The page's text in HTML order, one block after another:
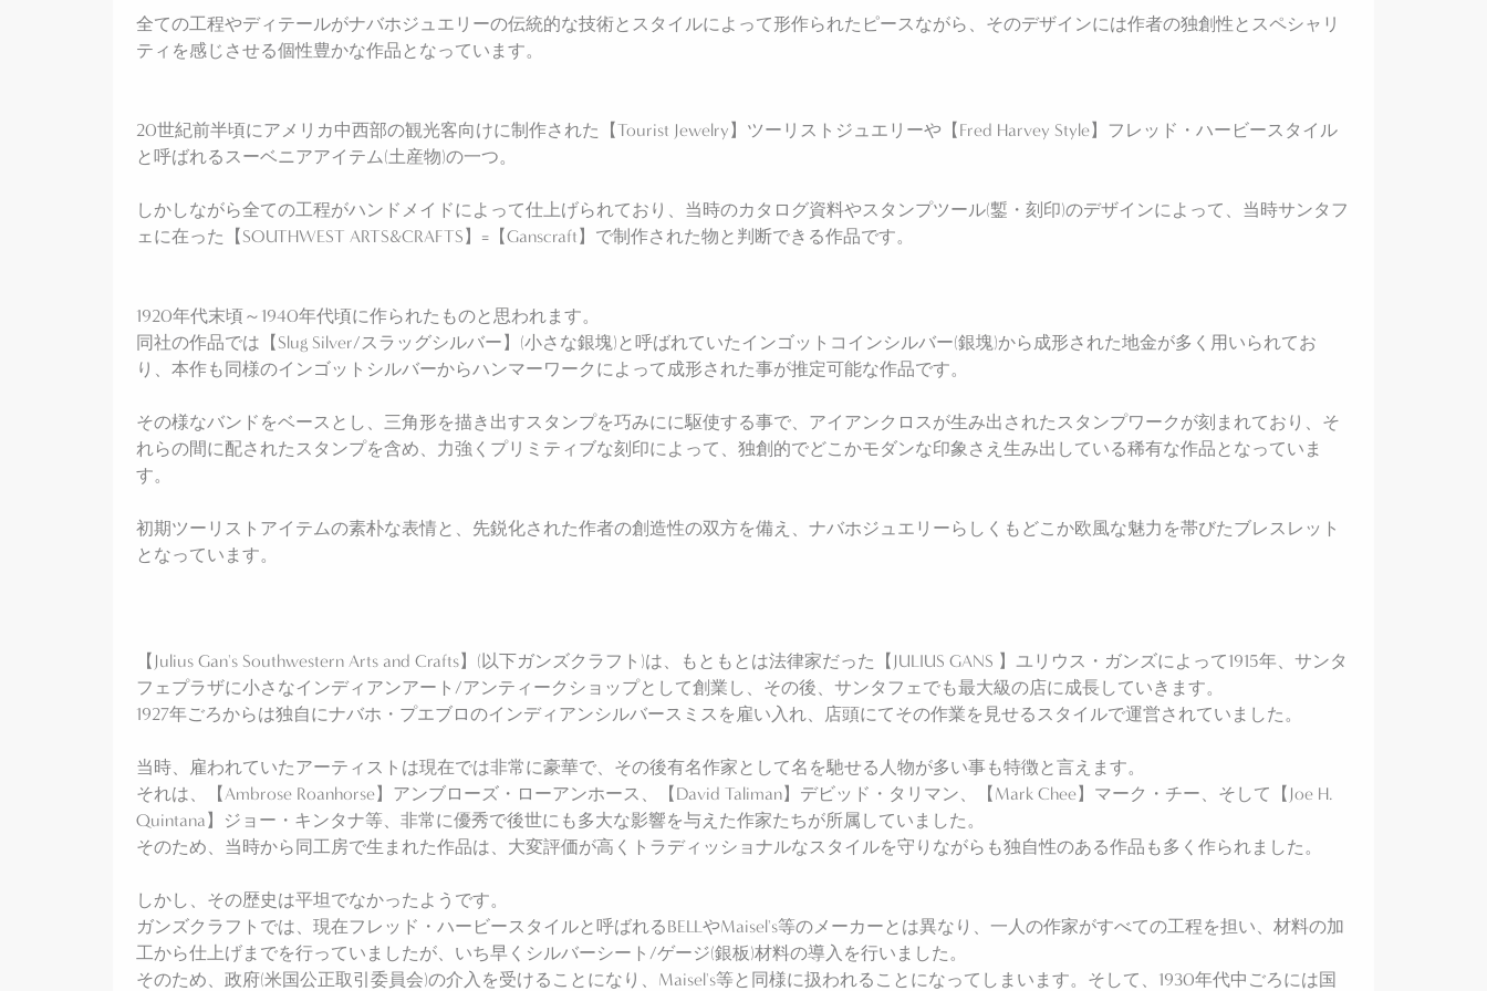
全ての工程やディテールがナバホジュエリーの伝統的な技術とスタイルによって形作られたピースながら、そのデザインには作者の独創性とスペシャリ
ティを感じさせる個性豊かな作品となっています。
20世紀前半頃にアメリカ中西部の観光客向けに制作された【Tourist Jewelry】ツーリストジュエリーや【Fred Harvey Style】フレッド・ハービースタイル
と呼ばれるスーベニアアイテム(土産物)の一つ。
しかしながら全ての工程がハンドメイドによって仕上げられており、当時のカタログ資料やスタンプツール(鏨・刻印)のデザインによって、当時サンタフ
ェに在った【SOUTHWEST ARTS&CRAFTS】=【Ganscraft】で制作された物と判断できる作品です。
1920年代末頃～1940年代頃に作られたものと思われます。
同社の作品では【Slug Silver/スラッグシルバー】(小さな銀塊)と呼ばれていたインゴットコインシルバー(銀塊)から成形された地金が多く用いられてお
り、本作も同様のインゴットシルバーからハンマーワークによって成形された事が推定可能な作品です。
その様なバンドをベースとし、三角形を描き出すスタンプを巧みにに駆使する事で、アイアンクロスが生み出されたスタンプワークが刻まれており、そ
れらの間に配されたスタンプを含め、力強くプリミティブな刻印によって、独創的でどこかモダンな印象さえ生み出している稀有な作品となっていま
す。
初期ツーリストアイテムの素朴な表情と、先鋭化された作者の創造性の双方を備え、ナバホジュエリーらしくもどこか欧風な魅力を帯びたブレスレット
となっています。
【Julius Gan's Southwestern Arts and Crafts】(以下ガンズクラフト)は、もともとは法律家だった【JULIUS GANS 】ユリウス・ガンズによって1915年、サンタ
フェプラザに小さなインディアンアート/アンティークショップとして創業し、その後、サンタフェでも最大級の店に成長していきます。
1927年ごろからは独自にナバホ・プエブロのインディアンシルバースミスを雇い入れ、店頭にてその作業を見せるスタイルで運営されていました。
当時、雇われていたアーティストは現在では非常に豪華で、その後有名作家として名を馳せる人物が多い事も特徴と言えます。
それは、【Ambrose Roanhorse】アンブローズ・ローアンホース、【David Taliman】デビッド・タリマン、【Mark Chee】マーク・チー、そして【Joe H.
Quintana】ジョー・キンタナ等、非常に優秀で後世にも多大な影響を与えた作家たちが所属していました。
そのため、当時から同工房で生まれた作品は、大変評価が高くトラディッショナルなスタイルを守りながらも独自性のある作品も多く作られました。
しかし、その歴史は平坦でなかったようです。
ガンズクラフトでは、現在フレッド・ハービースタイルと呼ばれるBELLやMaisel's等のメーカーとは異なり、一人の作家がすべての工程を担い、材料の加
工から仕上げまでを行っていましたが、いち早くシルバーシート/ゲージ(銀板)材料の導入を行いました。
そのため、政府(米国公正取引委員会)の介入を受けることになり、Maisel's等と同様に扱われることになってしまいます。そして、1930年代中ごろには国